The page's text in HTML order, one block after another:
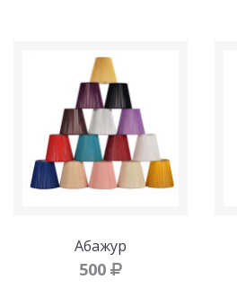
Абажур
500